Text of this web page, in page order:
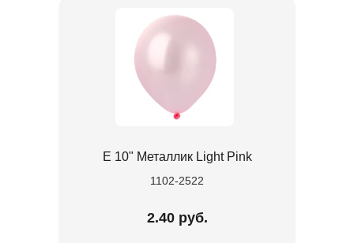
Е 10" Металлик Light Pink
1102-2522
2.40 руб.